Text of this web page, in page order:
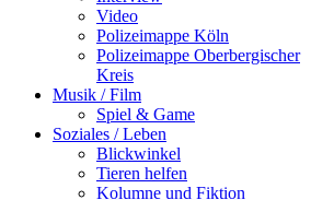
Video
Polizeimappe Köln
Polizeimappe Oberbergischer
Kreis
Musik / Film
Spiel & Game
Soziales / Leben
Blickwinkel
Tieren helfen
Kolumne und Fiktion